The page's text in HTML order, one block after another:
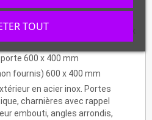
vitre pare haleine. Pieds inox
600 x 400 mm
fournis) 600 x 400 mm
en acier inox. Portes
charnières avec rappel
embouti, angles arrondis,
TOUT